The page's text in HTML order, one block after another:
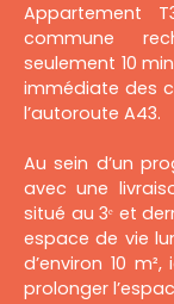
Appartement
commune
seulement 10
immédiate des
l’autoroute A43.
Au sein d’un
avec une
situé au 3ᵉ et
espace de vie
d’environ 10
prolonger